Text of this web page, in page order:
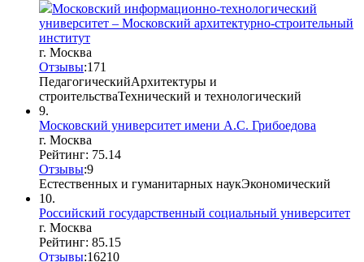
Московский информационно-технологический
университет – Московский архитектурно-строительный
институт
г. Москва
Отзывы:171
ПедагогическийАрхитектуры и
строительстваТехнический и технологический
9.
Московский университет имени А.С. Грибоедова
г. Москва
Рейтинг: 75.14
Отзывы:9
Естественных и гуманитарных наукЭкономический
10.
Российский государственный социальный университет
г. Москва
Рейтинг: 85.15
Отзывы:16210